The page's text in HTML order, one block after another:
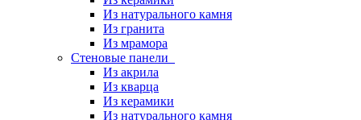
Из натурального камня
Из гранита
Из мрамора
Стеновые панели
Из акрила
Из кварца
Из керамики
Из натурального камня